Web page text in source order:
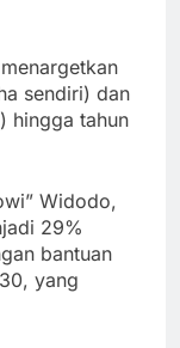
sendiri) dan
hingga tahun
Widodo,
29%
bantuan
yang